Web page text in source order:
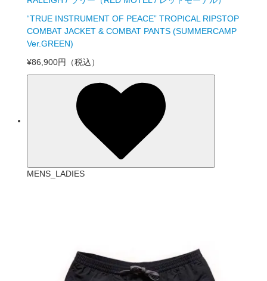
“TRUE INSTRUMENT OF PEACE” TROPICAL RIPSTOP
COMBAT JACKET & COMBAT PANTS (SUMMERCAMP
Ver.GREEN)
¥86,900円
（税込）
MENS_LADIES